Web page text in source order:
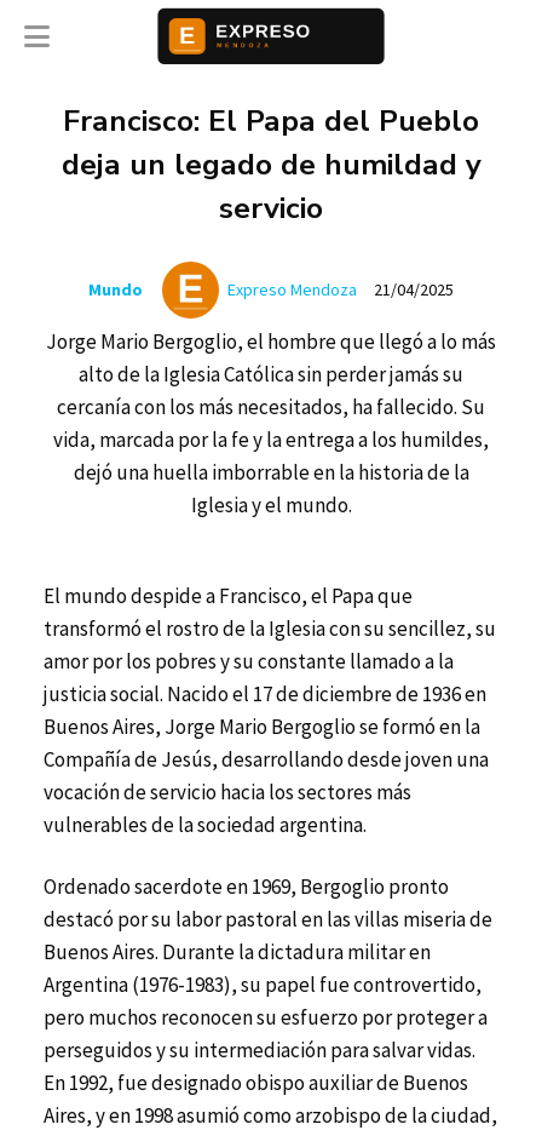
Francisco: El Papa del Pueblo
deja un legado de humildad y
servicio
Jorge Mario Bergoglio, el hombre que llegó a lo más
alto de la Iglesia Católica sin perder jamás su
cercanía con los más necesitados, ha fallecido. Su
vida, marcada por la fe y la entrega a los humildes,
dejó una huella imborrable en la historia de la
Iglesia y el mundo.
Mundo 21/04/2025
Expreso Mendoza
El mundo despide a Francisco, el Papa que
transformó el rostro de la Iglesia con su sencillez, su
amor por los pobres y su constante llamado a la
justicia social. Nacido el 17 de diciembre de 1936 en
Buenos Aires, Jorge Mario Bergoglio se formó en la
Compañía de Jesús, desarrollando desde joven una
vocación de servicio hacia los sectores más
vulnerables de la sociedad argentina.
Ordenado sacerdote en 1969, Bergoglio pronto
destacó por su labor pastoral en las villas miseria de
Buenos Aires. Durante la dictadura militar en
Argentina (1976-1983), su papel fue controvertido,
pero muchos reconocen su esfuerzo por proteger a
perseguidos y su intermediación para salvar vidas.
En 1992, fue designado obispo auxiliar de Buenos
Aires, y en 1998 asumió como arzobispo de la ciudad,